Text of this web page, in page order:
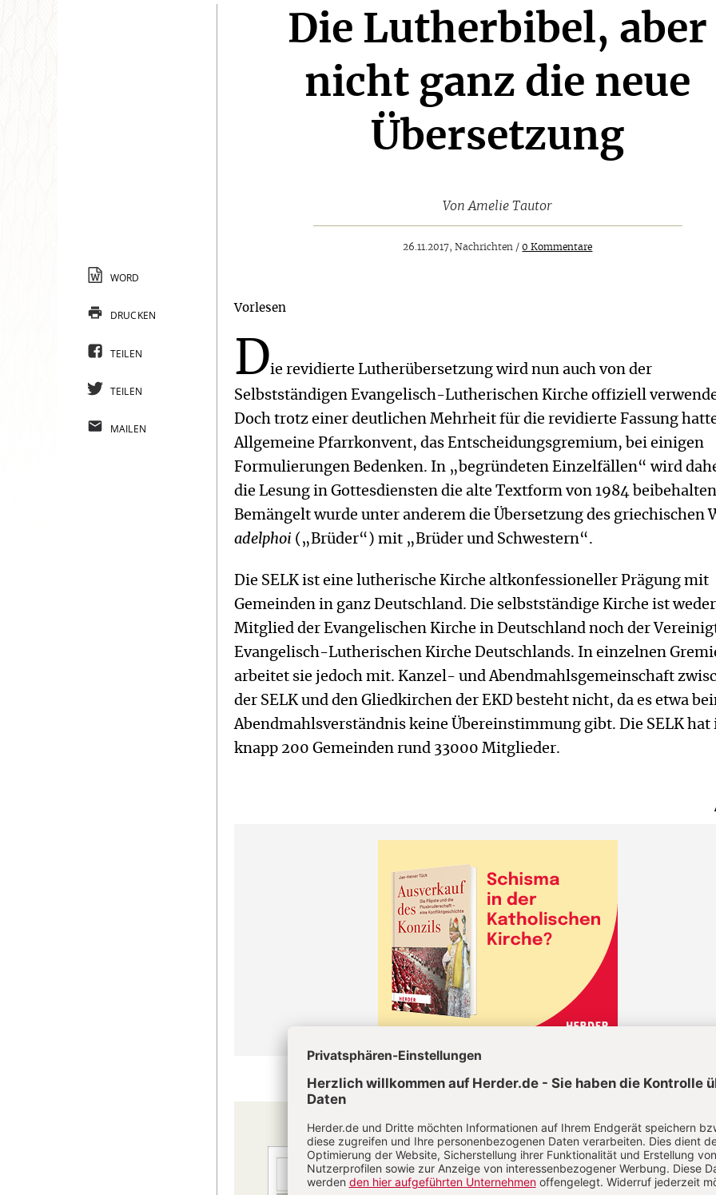
Die Lutherbibel, aber
nicht ganz die neue
Übersetzung
VonAmelie Tautor
26.11.2017, Nachrichten /0 Kommentare
Vorlesen
Die revidierte Lutherübersetzung wird nun auch von der
Selbstständigen Evangelisch-Lutherischen Kirche offiziell
Doch trotz einer deutlichen Mehrheit für die revidierte Fassung
Allgemeine Pfarrkonvent, das Entscheidungsgremium, bei einigen
Formulierungen Bedenken. In „begründeten Einzelfällen“ wird
die Lesung in Gottesdiensten die alte Textform von 1984
Bemängelt wurde unter anderem die Übersetzung des griechischen
adelphoi („Brüder“) mit „Brüder und Schwestern“.
Die SELK ist eine lutherische Kirche altkonfessioneller Prägung mit
Gemeinden in ganz Deutschland. Die selbstständige Kirche ist weder
Mitglied der Evangelischen Kirche in Deutschland noch der
Evangelisch-Lutherischen Kirche Deutschlands. In einzelnen
arbeitet sie jedoch mit. Kanzel- und Abendmahlsgemeinschaft
der SELK und den Gliedkirchen der EKD besteht nicht, da es etwa
Abendmahlsverständnis keine Übereinstimmung gibt. Die SELK hat
knapp 200 Gemeinden rund 33000 Mitglieder.
CHRIST IN DER GEGENWART IM ABO
WORD
DRUCKEN
TEILEN
TEILEN
MAILEN